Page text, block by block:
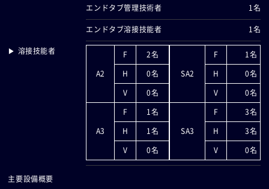
エンドタブ管理技術者
1名
エンドタブ溶接技能者
1名
▶ 溶接技能者
A2
F
2名
SA2
F
1名
H
0名 H
0名
V
0名 V 0名
A3
F
1名
SA3
F
3名
H
1名 H
3名
V
0名 V 0名
主要設備概要